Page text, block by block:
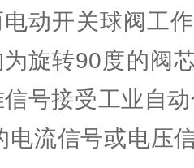
动开关球阀工
旋转90度的阀
号接受工业自
电流信号或电压